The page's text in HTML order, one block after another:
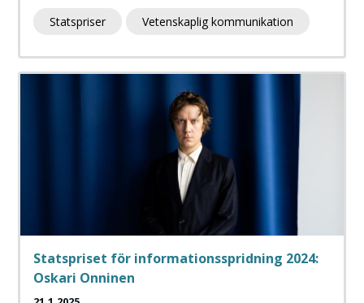
Statspriser Vetenskaplig kommunikation
Statspriset för informationsspridning 2024:
Oskari Onninen